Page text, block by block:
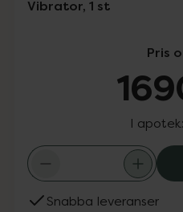
Vibrator, 1 st
Pris
I apotek:
Snabba leveranser